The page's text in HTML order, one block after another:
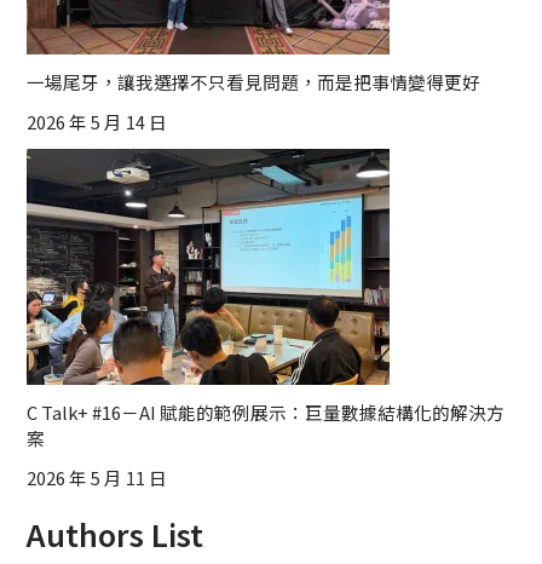
一場尾牙，讓我選擇不只看見問題，而是把事情變得更好
2026 年 5 月 14 日
C Talk+ #16－AI 賦能的範例展示：巨量數據結構化的解決方
案
2026 年 5 月 11 日
Authors List